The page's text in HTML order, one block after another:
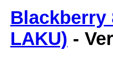
Blackberry
LAKU) -